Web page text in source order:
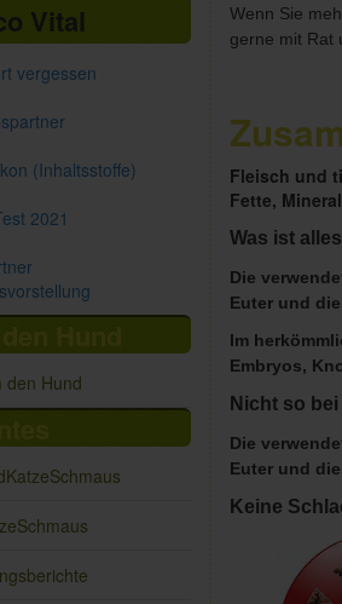
Vital
vergessen
(Inhaltsstoffe)
2021
den Hund
Wenn Sie
gerne mit Rat
Fleisch und
Fette,
Was ist
Die
Euter und
Im
Embryos,
Nicht so
Die
Euter und
Keine